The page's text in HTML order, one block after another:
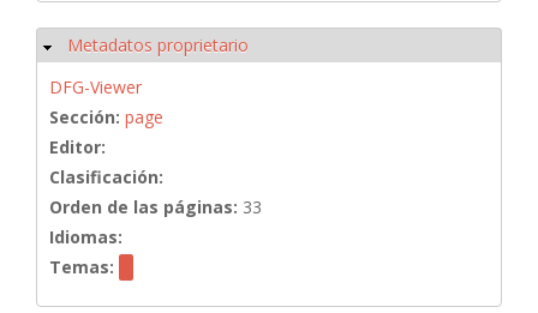
Ocultar
Metadatos proprietario
DFG-Viewer
Sección: page
Editor:
Clasificación:
Orden de las páginas: 33
Idiomas:
Temas: